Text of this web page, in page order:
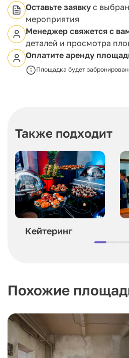
Высокий уровень сервиса
сотрудники собственной
LOFT HALL, что гарантирует
организацию мероприятий
Оставьте заявку с
мероприятия
Менеджер свяжется с
деталей и просмотра
Оплатите аренду
Площадка будет
Также подходит
Кейтеринг
Похожие